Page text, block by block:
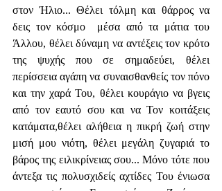
στον Ήλιο... Θέλει τόλμη και θάρρος να
δεις τον κόσμο  μέσα από τα μάτια του
Άλλου, θέλει δύναμη να αντέξεις τον κρότο
της ψυχής που σε σημαδεύει, θέλει
περίσσεια αγάπη να συναισθανθείς τον πόνο
και την χαρά Του, θέλει κουράγιο να βγεις
από τον εαυτό σου και να Τον κοιτάξεις
κατάματα,θέλει αλήθεια η πικρή ζωή στην
μισή μου νιότη, θέλει μεγάλη ζυγαριά το
βάρος της ειλικρίνειας σου... Μόνο τότε που
άντεξα τις πολυσχιδείς αχτίδες Του ένιωσα